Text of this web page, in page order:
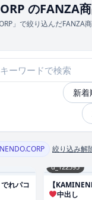
のFANZA
」で絞り込んだFANZA商
絞り込み解
れパコ
d_122595
【
中出し